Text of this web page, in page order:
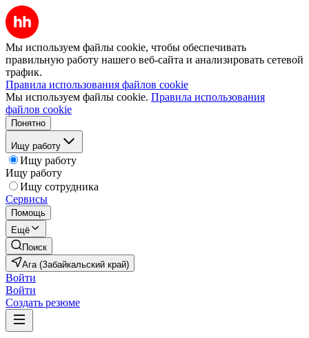
Мы используем файлы cookie, чтобы обеспечивать
правильную работу нашего веб-сайта и анализировать сетевой
трафик.
Правила использования файлов cookie
Мы используем файлы cookie. Правила использования
файлов cookie
Понятно
Ищу работу
Ищу работу
Ищу работу
Ищу сотрудника
Сервисы
Помощь
Ещё
Поиск
Ага (Забайкальский край)
Войти
Войти
Создать резюме